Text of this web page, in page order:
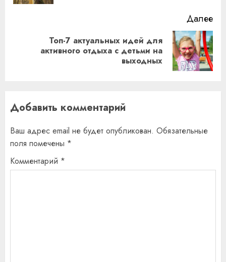
Далее
Следующая
Топ-7 актуальных идей для
активного отдыха с детьми на
выходных
Добавить комментарий
Ваш адрес email не будет опубликован. Обязательные
поля помечены *
Комментарий *